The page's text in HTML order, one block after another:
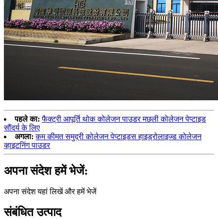
पहले का: फैक्ट्री आपूर्ति थोक कोलेजन पाउडर मछली कोलेजन पेप्टाइड
सौंदर्य के लिए
अगला: कम कीमत समुद्री कोलेजन पेप्टाइड्स हाइड्रोलाइज्ड कोलेजन
व्हाइटनिंग पाउडर
अपना संदेश हमें भेजें:
अपना संदेश यहां लिखें और हमें भेजें
संबंधित उत्पाद